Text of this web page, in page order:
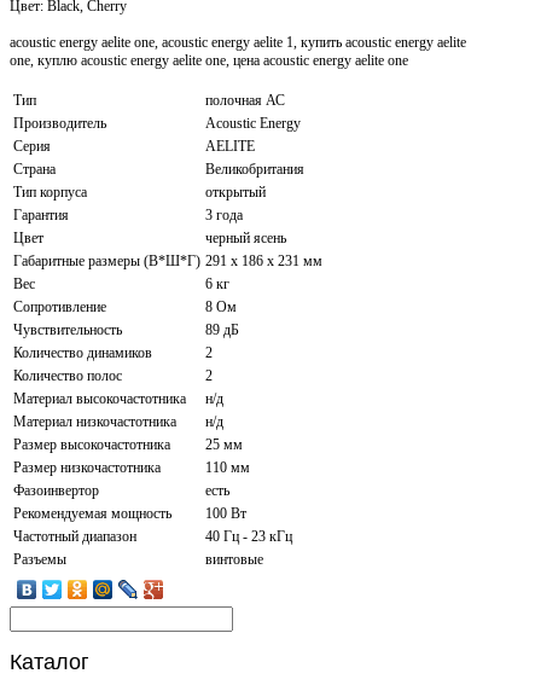
Цвет: Black, Cherry
acoustic energy aelite one, acoustic energy aelite 1, купить acoustic energy aelite
one, куплю acoustic energy aelite one, цена acoustic energy aelite one
Тип
полочная АС
Производитель
Acoustic Energy
Серия
AELITE
Страна
Великобритания
Тип корпуса
открытый
Гарантия
3 года
Цвет
черный ясень
Габаритные размеры (В*Ш*Г) 291 х 186 х 231 мм
Вес
6 кг
Сопротивление
8 Ом
Чувствительность
89 дБ
Количество динамиков
2
Количество полос
2
Материал высокочастотника
н/д
Материал низкочастотника
н/д
Размер высокочастотника
25 мм
Размер низкочастотника
110 мм
Фазоинвертор
есть
Рекомендуемая мощность
100 Вт
Частотный диапазон
40 Гц - 23 кГц
Разъемы
винтовые
Каталог